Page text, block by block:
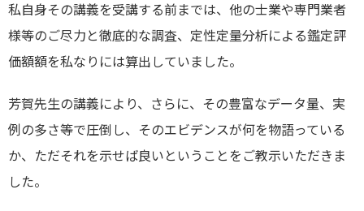
私自身その講義を受講する前までは、他の士業や専門業者
様等のご尽力と徹底的な調査、定性定量分析による鑑定評
価額額を私なりには算出していました。
芳賀先生の講義により、さらに、その豊富なデータ量、実
例の多さ等で圧倒し、そのエビデンスが何を物語っている
か、ただそれを示せば良いということをご教示いただきま
した。